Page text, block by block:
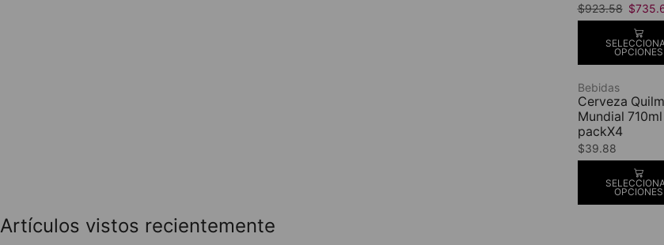
$923.58 $
OPCIONES
Bebidas
Cerveza
Mundial 710ml
packX4
$39.88
OPCIONES
Artículos vistos recientemente